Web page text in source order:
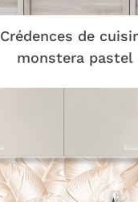
Crédences de
monstera pastel